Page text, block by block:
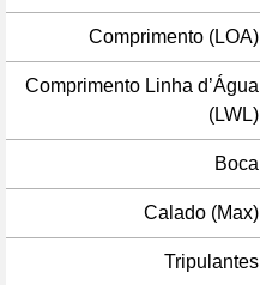
Comprimento (LOA)
Comprimento Linha d’Água
(LWL)
Boca
Calado (Max)
Tripulantes